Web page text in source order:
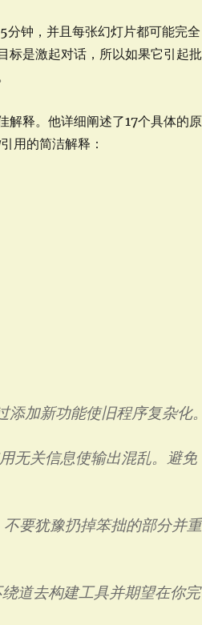
钟，并且每张幻灯片都可能完全
标是激起对话，所以如果它引起批
释。他详细阐述了17个具体的原
引用的简洁解释：
添加新功能使旧程序复杂化
无关信息使输出混乱。避免
要犹豫扔掉笨拙的部分并重
道去构建工具并期望在你完